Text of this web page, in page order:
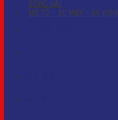
ĐỒNG NAI
MÔ TÔ – XE MÁY – XE ĐIỆN